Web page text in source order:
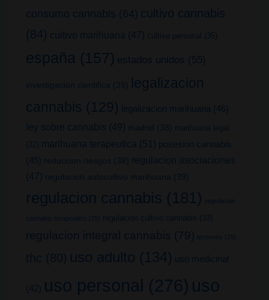
consumo cannabis (64) cultivo cannabis
(84) cultivo marihuana (47) cultivo personal (35)
españa (157) estados unidos (55)
investigacion cientifica (39)
legalizacion
cannabis (129) legalizacion marihuana (46)
ley sobre cannabis (49) madrid (38)
marihuana legal
(32)
marihuana terapeutica (51) posesion cannabis
(45) reduccion riesgos (38)
regulacion asociaciones
(47) regulacion autocultivo marihuana (39)
regulacion cannabis (181) regulacion
cannabis terapeutico (25) regulacion cultivo cannabis (33)
regulacion integral cannabis (79) terpenos (25)
thc (80) uso adulto (134) uso medicinal
(42) uso personal (276) uso